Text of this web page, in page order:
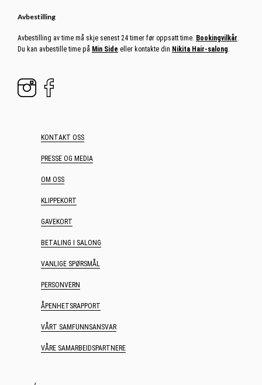
Avbestilling
Avbestilling av time må skje senest 24 timer før oppsatt time. Bookingvilkår
Du kan avbestille time på Min Side eller kontakte din Nikita Hair-salong
KONTAKT OSS
PRESSE OG MEDIA
OM OSS
KLIPPEKORT
GAVEKORT
BETALING I SALONG
VANLIGE SPØRSMÅL
PERSONVERN
ÅPENHETSRAPPORT
VÅRT SAMFUNNSANSVAR
VÅRE SAMARBEIDSPARTNERE